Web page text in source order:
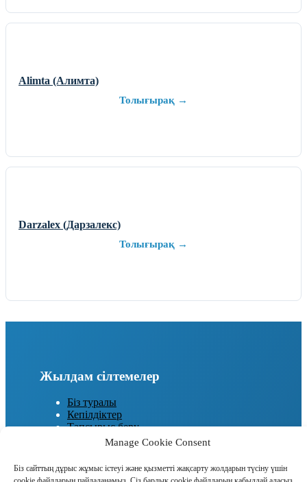
Manage Cookie Consent
Біз сайттың дұрыс жұмыс істеуі және қызметті жақсарту жолдарын түсіну үшін
Alimta (Алимта)
Толығырақ →
Darzalex (Дарзалекс)
Толығырақ →
Жылдам сілтемелер
Біз туралы
Кепілдіктер
Тапсырыс беру
Байланыс
Сізді қызықтыруы мүмкін